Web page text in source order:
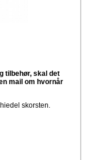
tilbehør, skal det
mail om hvornår
skorsten.